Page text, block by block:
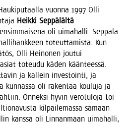
vuon­na 1997 Olli
Heik­ki Sep­pä­läl­tä
oli uima­hal­li. Sep­pä­lä
toteut­ta­mis­ta. Kun
Olli Hei­no­nen jou­tui
toteu­du käden kään­tees­sä.
ja kal­lein inves­toin­ti, ja
kun­nas­sa oli raken­taa kou­lu­ja ja
Onnek­si hyvin vero­tu­lo­ja toi
kil­pai­le­mas­sa samaan
kans­sa oli Lin­nan­maan uima­hal­li,